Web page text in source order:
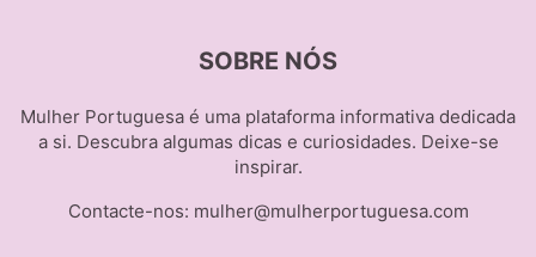
SOBRE NÓS
Mulher Portuguesa é uma plataforma informativa dedicada
a si. Descubra algumas dicas e curiosidades. Deixe-se
inspirar.
Contacte-nos: mulher@mulherportuguesa.com